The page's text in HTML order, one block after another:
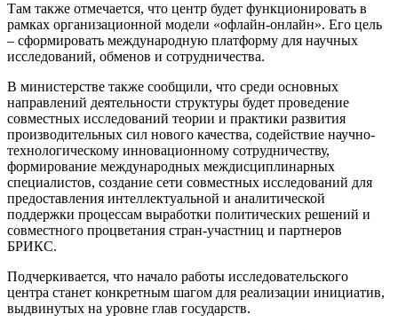
Там также отмечается, что центр будет функционировать в
рамках организационной модели «офлайн-онлайн». Его цель
– сформировать международную платформу для научных
исследований, обменов и сотрудничества.
В министерстве также сообщили, что среди основных
направлений деятельности структуры будет проведение
совместных исследований теории и практики развития
производительных сил нового качества, содействие научно-
технологическому инновационному сотрудничеству,
формирование международных междисциплинарных
специалистов, создание сети совместных исследований для
предоставления интеллектуальной и аналитической
поддержки процессам выработки политических решений и
совместного процветания стран-участниц и партнеров
БРИКС.
Подчеркивается, что начало работы исследовательского
центра станет конкретным шагом для реализации инициатив,
выдвинутых на уровне глав государств.